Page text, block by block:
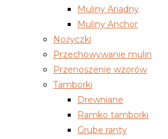
Muliny Ariadny
Muliny Anchor
Nożyczki
Przechowywanie mulin
Przenoszenie wzorów
Tamborki
Drewniane
Ramko tamborki
Grube ranty